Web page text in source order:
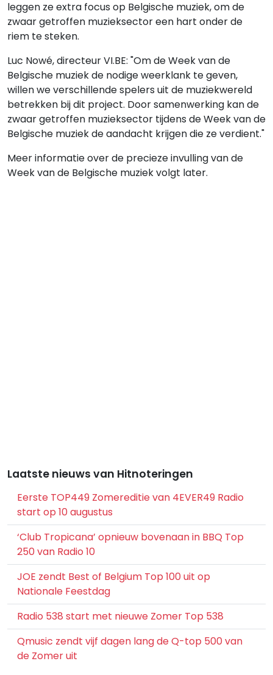
leggen ze extra focus op Belgische muziek, om de
zwaar getroffen muzieksector een hart onder de
riem te steken.
Luc Nowé, directeur VI.BE: "Om de Week van de
Belgische muziek de nodige weerklank te geven,
willen we verschillende spelers uit de muziekwereld
betrekken bij dit project. Door samenwerking kan de
zwaar getroffen muzieksector tijdens de Week van de
Belgische muziek de aandacht krijgen die ze verdient."
Meer informatie over de precieze invulling van de
Week van de Belgische muziek volgt later.
Laatste nieuws van Hitnoteringen
Eerste TOP449 Zomereditie van 4EVER49 Radio
start op 10 augustus
‘Club Tropicana’ opnieuw bovenaan in BBQ Top
250 van Radio 10
JOE zendt Best of Belgium Top 100 uit op
Nationale Feestdag
Radio 538 start met nieuwe Zomer Top 538
Qmusic zendt vijf dagen lang de Q-top 500 van
de Zomer uit